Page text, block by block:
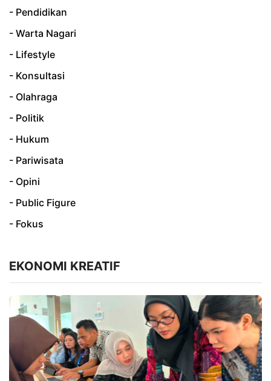
- Pendidikan
- Warta Nagari
- Lifestyle
- Konsultasi
- Olahraga
- Politik
- Hukum
- Pariwisata
- Opini
- Public Figure
- Fokus
EKONOMI KREATIF